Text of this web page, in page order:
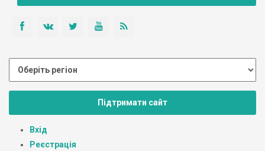
Підтримати сайт
Вхід
Реєстрація